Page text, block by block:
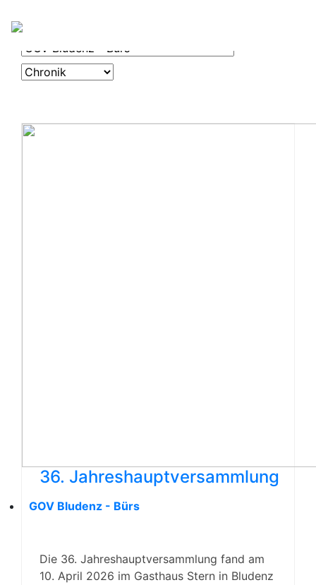
OGV
36. Jahreshauptversammlung
GOV Bludenz - Bürs
Die 36. Jahreshauptversammlung fand am
10. April 2026 im Gasthaus Stern in Bludenz